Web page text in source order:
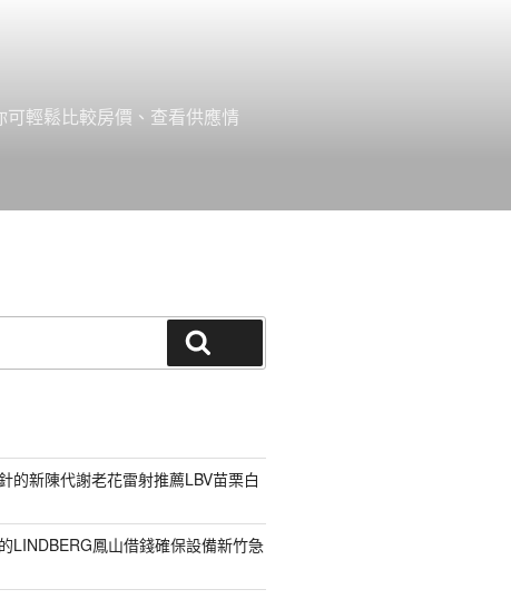
輕鬆比較房價、查看供應情
的新陳代謝老花雷射推薦LBV苗栗白
LINDBERG鳳山借錢確保設備新竹急